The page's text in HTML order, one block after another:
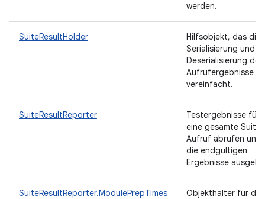
werden.
SuiteResultHolder
Hilfsobjekt, das die
Serialisierung und
Deserialisierung der
Aufrufergebnisse
vereinfacht.
SuiteResultReporter
Testergebnisse für
eine gesamte Suite-
Aufruf abrufen und
die endgültigen
Ergebnisse
SuiteResultReporter.ModulePrepTimes
Objekthalter für die